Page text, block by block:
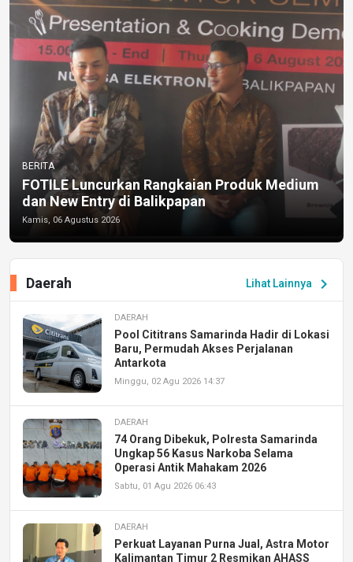
BERITA
FOTILE Luncurkan Rangkaian Produk Medium
dan New Entry di Balikpapan
Kamis, 06 Agustus 2026
Lihat Lainnya chevron_right
Daerah
DAERAH
Pool Cititrans Samarinda Hadir di Lokasi
Baru, Permudah Akses Perjalanan
Antarkota
Minggu, 02 Agu 2026 14:37
DAERAH
74 Orang Dibekuk, Polresta Samarinda
Ungkap 56 Kasus Narkoba Selama
Operasi Antik Mahakam 2026
Sabtu, 01 Agu 2026 06:43
DAERAH
Perkuat Layanan Purna Jual, Astra Motor
Kalimantan Timur 2 Resmikan AHASS